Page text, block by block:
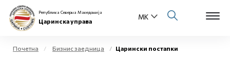
Република Северна Македонија
Царинска управа
Почетна Бизнис заедница Царински постапки